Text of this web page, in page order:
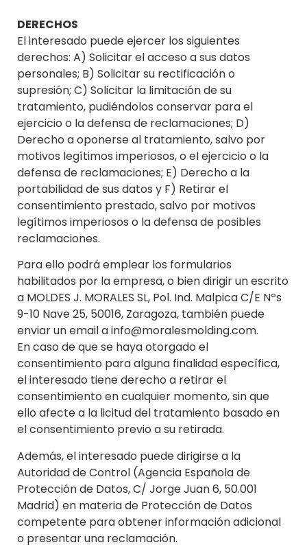
DERECHOS
El interesado puede ejercer los siguientes
derechos: A) Solicitar el acceso a sus datos
personales; B) Solicitar su rectificación o
supresión; C) Solicitar la limitación de su
tratamiento, pudiéndolos conservar para el
ejercicio o la defensa de reclamaciones; D)
Derecho a oponerse al tratamiento, salvo por
motivos legítimos imperiosos, o el ejercicio o la
defensa de reclamaciones; E) Derecho a la
portabilidad de sus datos y F) Retirar el
consentimiento prestado, salvo por motivos
legítimos imperiosos o la defensa de posibles
reclamaciones.
Para ello podrá emplear los formularios
habilitados por la empresa, o bien dirigir un escrito
a MOLDES J. MORALES SL, Pol. Ind. Malpica C/E Nºs
9-10 Nave 25, 50016, Zaragoza, también puede
enviar un email a info@moralesmolding.com.
En caso de que se haya otorgado el
consentimiento para alguna finalidad específica,
el interesado tiene derecho a retirar el
consentimiento en cualquier momento, sin que
ello afecte a la licitud del tratamiento basado en
el consentimiento previo a su retirada.
Además, el interesado puede dirigirse a la
Autoridad de Control (Agencia Española de
Protección de Datos, C/ Jorge Juan 6, 50.001
Madrid) en materia de Protección de Datos
competente para obtener información adicional
o presentar una reclamación.